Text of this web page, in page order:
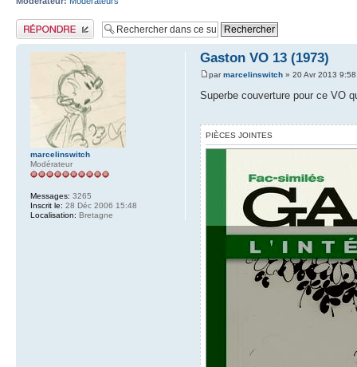
Publier une réponse
Gaston VO 13 (1973)
parmarcelinswitch» 20 Avr 2013 9:58
Superbe couverture pour ce VO
PIÈCES JOINTES
marcelinswitch
Modérateur
Messages: 3265
Inscrit le: 28 Déc 2006 15:48
Localisation: Bretagne